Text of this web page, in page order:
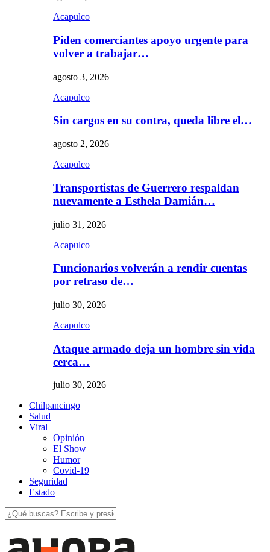
Acapulco
Piden comerciantes apoyo urgente para
volver a trabajar…
agosto 3, 2026
Acapulco
Sin cargos en su contra, queda libre el…
agosto 2, 2026
Acapulco
Transportistas de Guerrero respaldan
nuevamente a Esthela Damián…
julio 31, 2026
Acapulco
Funcionarios volverán a rendir cuentas
por retraso de…
julio 30, 2026
Acapulco
Ataque armado deja un hombre sin vida
cerca…
julio 30, 2026
Chilpancingo
Salud
Viral
Opinión
El Show
Humor
Covid-19
Seguridad
Estado